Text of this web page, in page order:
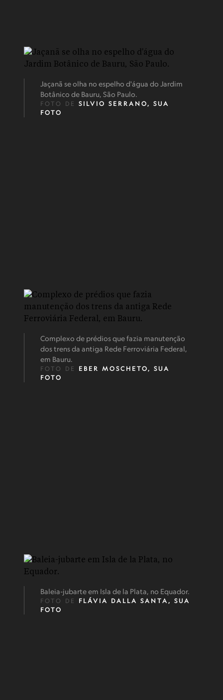
Jaçanã se olha no espelho d'água do Jardim
Botânico de Bauru, São Paulo.
FOTO DE SILVIO SERRANO, SUA
FOTO
Complexo de prédios que fazia manutenção
dos trens da antiga Rede Ferroviária Federal,
em Bauru.
FOTO DE EBER MOSCHETO, SUA
FOTO
Baleia-jubarte em Isla de la Plata, no Equador.
FOTO DE FLÁVIA DALLA SANTA, SUA
FOTO